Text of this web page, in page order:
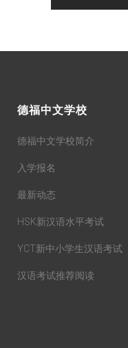
德福中文学校
德福中文学校简介
入学报名
最新动态
HSK新汉语水平考试
YCT新中小学生汉语考试
汉语考试推荐阅读